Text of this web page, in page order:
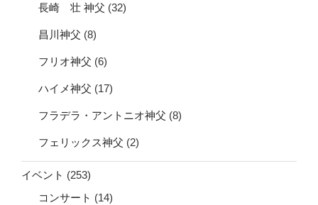
長崎 壮 神父 (32)
昌川神父 (8)
フリオ神父 (6)
ハイメ神父 (17)
フラデラ・アントニオ神父 (8)
フェリックス神父 (2)
イベント (253)
コンサート (14)